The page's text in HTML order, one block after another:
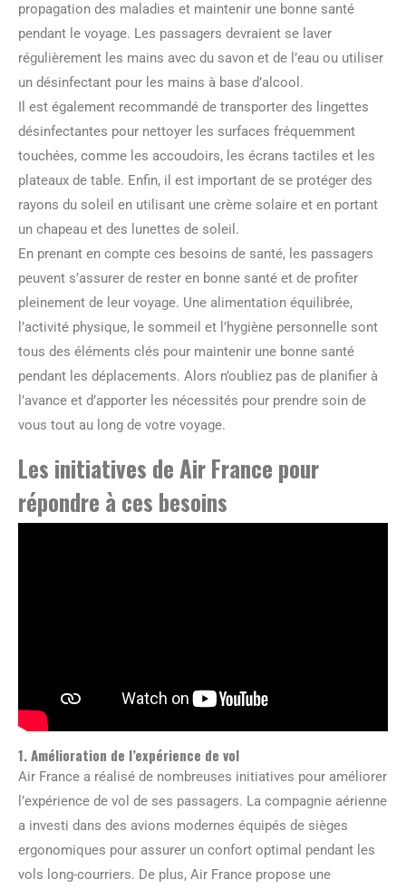
propagation des maladies et maintenir une bonne santé
pendant le voyage. Les passagers devraient se laver
régulièrement les mains avec du savon et de l’eau ou utiliser
un désinfectant pour les mains à base d’alcool.
Il est également recommandé de transporter des lingettes
désinfectantes pour nettoyer les surfaces fréquemment
touchées, comme les accoudoirs, les écrans tactiles et les
plateaux de table. Enfin, il est important de se protéger des
rayons du soleil en utilisant une crème solaire et en portant
un chapeau et des lunettes de soleil.
En prenant en compte ces besoins de santé, les passagers
peuvent s’assurer de rester en bonne santé et de profiter
pleinement de leur voyage. Une alimentation équilibrée,
l’activité physique, le sommeil et l’hygiène personnelle sont
tous des éléments clés pour maintenir une bonne santé
pendant les déplacements. Alors n’oubliez pas de planifier à
l’avance et d’apporter les nécessités pour prendre soin de
vous tout au long de votre voyage.
Les initiatives de Air France pour
répondre à ces besoins
1. Amélioration de l’expérience de vol
Air France a réalisé de nombreuses initiatives pour améliorer
l’expérience de vol de ses passagers. La compagnie aérienne
a investi dans des avions modernes équipés de sièges
ergonomiques pour assurer un confort optimal pendant les
vols long-courriers. De plus, Air France propose une